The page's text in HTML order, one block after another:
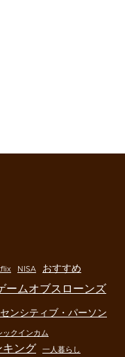
NISA おすすめ
ームオブスローンズ
ンシティブ・パーソン
ックインカム
キング 一人暮らし